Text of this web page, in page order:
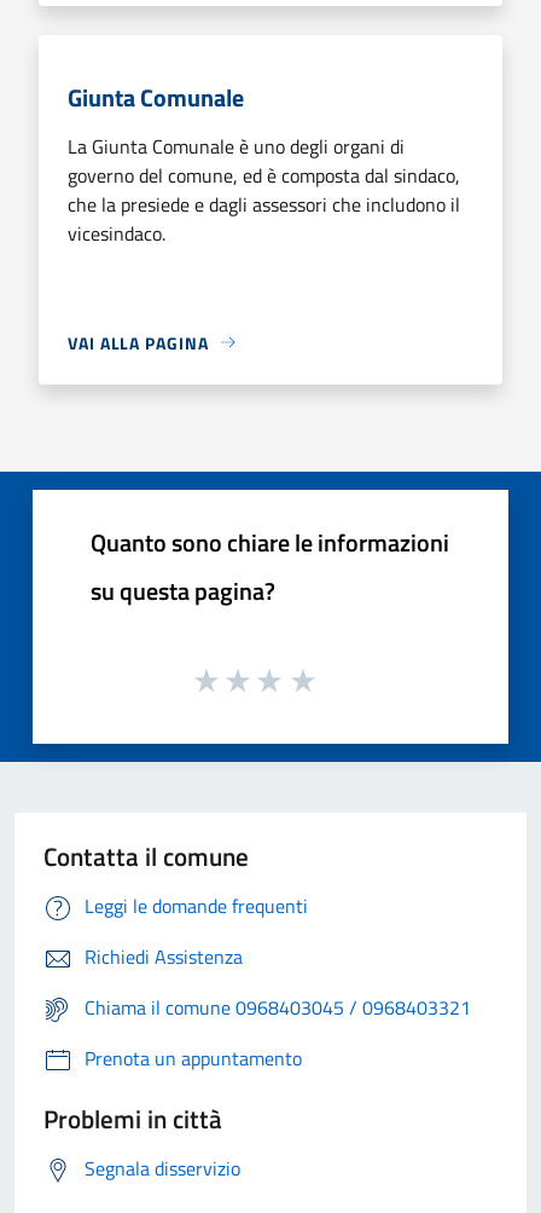
Giunta Comunale
La Giunta Comunale è uno degli organi di
governo del comune, ed è composta dal sindaco,
che la presiede e dagli assessori che includono il
vicesindaco.
VAI ALLA PAGINA
Quanto sono chiare le informazioni
su questa pagina?
Contatta il comune
Leggi le domande frequenti
Richiedi Assistenza
Chiama il comune 0968403045 / 0968403321
Prenota un appuntamento
Problemi in città
Segnala disservizio